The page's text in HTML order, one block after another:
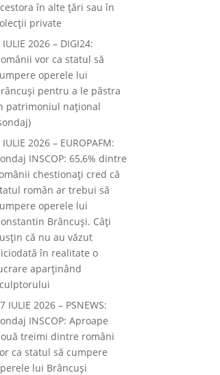
în alte ţări sau în
private
IULIE 2026 – DIGI24:
vor ca statul să
operele lui
pentru a le păstra
patrimoniul național
IULIE 2026 – EUROPAFM:
INSCOP: 65,6% dintre
chestionați cred că
român ar trebui să
operele lui
Brâncuși. Câți
că nu au văzut
în realitate o
aparținând
IULIE 2026 – PSNEWS:
INSCOP: Aproape
treimi dintre români
ca statul să cumpere
lui Brâncuși